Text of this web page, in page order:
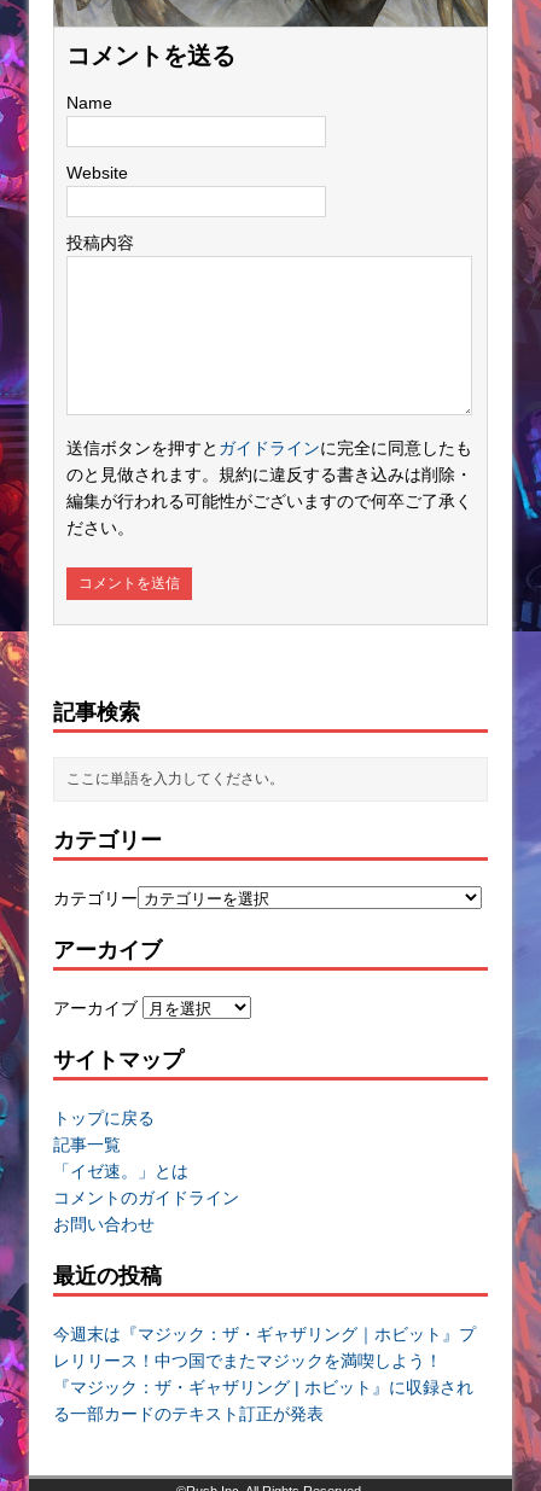
コメントを送る
Name
Website
投稿内容
送信ボタンを押すと ガイドラインに完全に同意したも
のと見做されます。規約に違反する書き込みは削除・
編集が行われる可能性がございますので何卒ご了承く
ださい。
記事検索
カテゴリー
カテゴリー
アーカイブ
アーカイブ
サイトマップ
トップに戻る
記事一覧
「イゼ速。」とは
コメントのガイドライン
お問い合わせ
最近の投稿
今週末は『マジック：ザ・ギャザリング｜ホビット』プ
レリリース！中つ国でまたマジックを満喫しよう！
『マジック：ザ・ギャザリング | ホビット』に収録され
る一部カードのテキスト訂正が発表